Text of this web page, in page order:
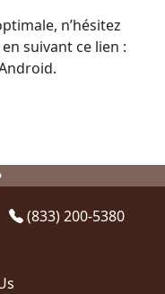
n’hésitez
suivant ce lien :
(833) 200-5380